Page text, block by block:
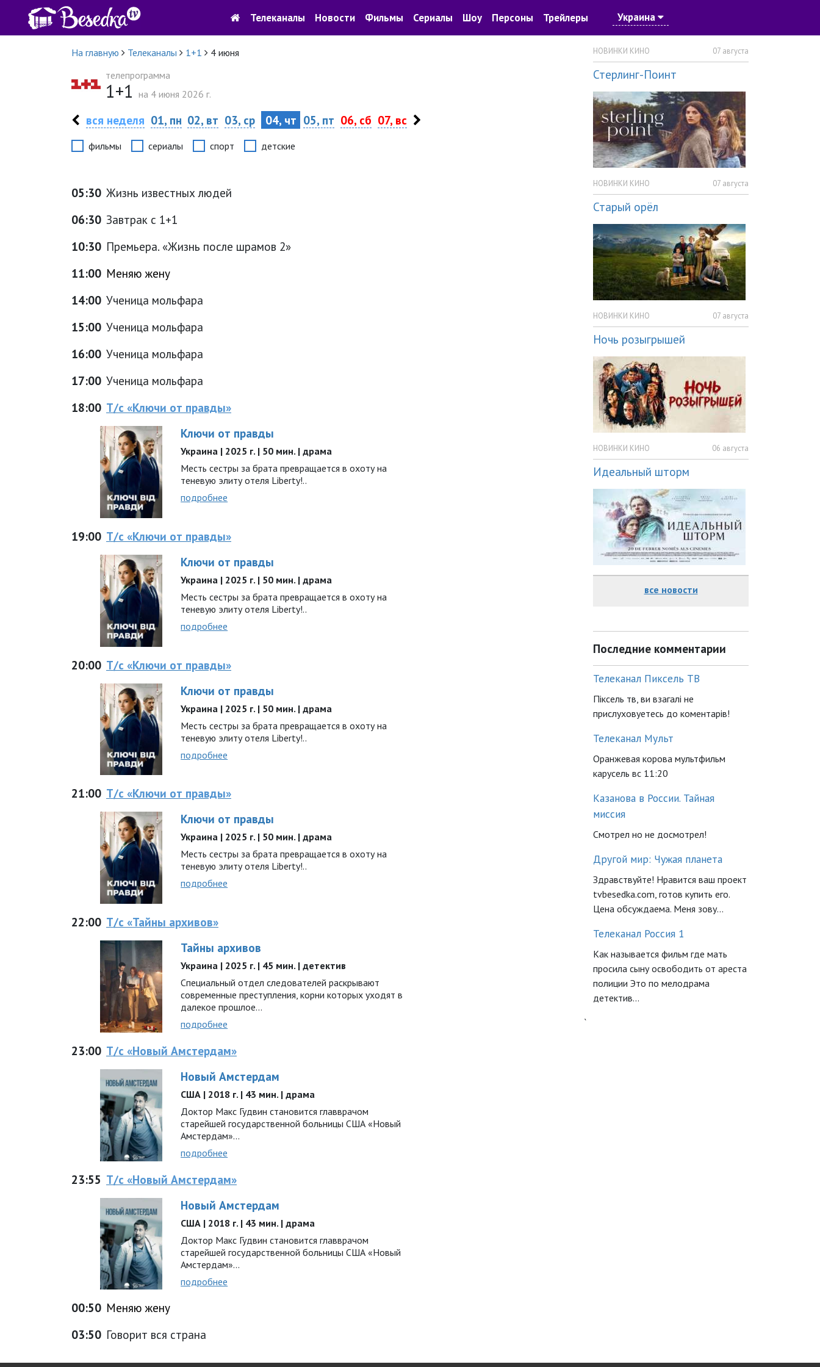
Телеканалы Новости Фильмы Сериалы Шоу Персоны Трейлеры Украина
На главную Телеканалы 1+1
4 июня
телепрограмма
1+1 на 4 июня 2026 г.
вся неделя 01, пн 02, вт 03, ср 04, чт 05, пт 06, сб 07, вс
фильмы сериалы спорт детские
05:30 Жизнь известных людей
06:30 Завтрак с 1+1
10:30 Премьера. «Жизнь после шрамов 2»
11:00 Меняю жену
14:00 Ученица мольфара
15:00 Ученица мольфара
16:00 Ученица мольфара
17:00 Ученица мольфара
18:00 Т/с «Ключи от правды»
Ключи от правды
Украина | 2025 г. | 50 мин. | драма
Месть сестры за брата превращается в охоту на
теневую элиту отеля Liberty!..
подробнее
19:00 Т/с «Ключи от правды»
Ключи от правды
Украина | 2025 г. | 50 мин. | драма
Месть сестры за брата превращается в охоту на
теневую элиту отеля Liberty!..
подробнее
20:00 Т/с «Ключи от правды»
Ключи от правды
Украина | 2025 г. | 50 мин. | драма
Месть сестры за брата превращается в охоту на
теневую элиту отеля Liberty!..
подробнее
21:00 Т/с «Ключи от правды»
Ключи от правды
Украина | 2025 г. | 50 мин. | драма
Месть сестры за брата превращается в охоту на
теневую элиту отеля Liberty!..
подробнее
22:00 Т/с «Тайны архивов»
Тайны архивов
Украина | 2025 г. | 45 мин. | детектив
Специальный отдел следователей раскрывают
современные преступления, корни которых уходят в
далекое прошлое…
подробнее
23:00 Т/с «Новый Амстердам»
Новый Амстердам
США | 2018 г. | 43 мин. | драма
Доктор Макс Гудвин становится главврачом
старейшей государственной больницы США «Новый
Амстердам»...
подробнее
23:55 Т/с «Новый Амстердам»
Новый Амстердам
США | 2018 г. | 43 мин. | драма
Доктор Макс Гудвин становится главврачом
старейшей государственной больницы США «Новый
Амстердам»...
подробнее
00:50 Меняю жену
03:50 Говорит вся страна
НОВИНКИ КИНО 07 августа
Стерлинг-Поинт
НОВИНКИ КИНО 07 августа
Старый орёл
НОВИНКИ КИНО 07 августа
Ночь розыгрышей
НОВИНКИ КИНО 06 августа
Идеальный шторм
все новости
Последние комментарии
Телеканал Пиксель ТВ
Піксель тв, ви взагалі не
прислуховуетесь до коментарів!
Телеканал Мульт
Оранжевая корова мультфильм
карусель вс 11:20
Казанова в России. Тайная
миссия
Смотрел но не досмотрел!
Другой мир: Чужая планета
Здравствуйте! Нравится ваш проект
tvbesedka.com, готов купить его.
Цена обсуждаема. Меня зову...
Телеканал Россия 1
Как называется фильм где мать
просила сыну освободить от ареста
полиции Это по мелодрама
детектив...
`